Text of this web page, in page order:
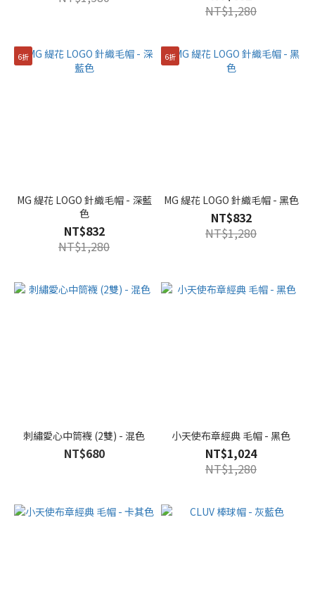
NT$1,280
6折
MG 緹花 LOGO 針織毛帽 - 深藍
色
NT$832
NT$1,280
6折
MG 緹花 LOGO 針織毛帽 - 黑色
NT$832
NT$1,280
刺繡愛心中筒襪 (2雙) - 混色
NT$680
小天使布章經典 毛帽 - 黑色
NT$1,024
NT$1,280